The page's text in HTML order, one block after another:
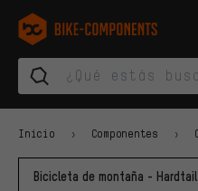
Saltar a la navegación principal
Saltar a la navegación de
Saltar al contenido
Saltar a marcas y al boletín
Saltar al pie de página
bike-components.de Página
Inicio Componentes
Bicicleta de montaña - Hardtail